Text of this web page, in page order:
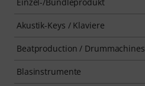
Akustik-Keys / Klaviere
Beatproduction / Drummachines
Blasinstrumente